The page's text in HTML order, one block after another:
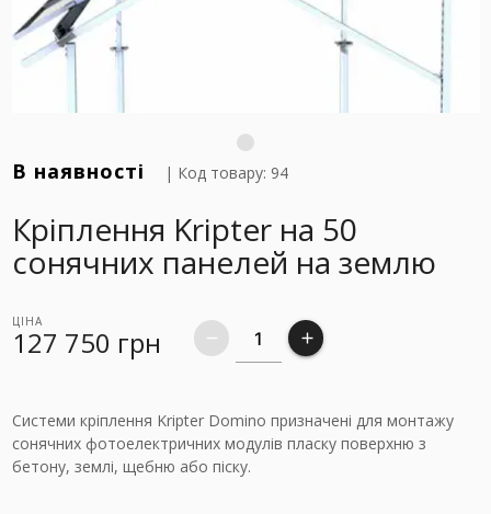
В наявності | Код товару: 94
Кріплення Kripter на 50
сонячних панелей на землю
ЦІНА
127 750 грн remove add
Системи кріплення Kripter Domino призначені для монтажу
сонячних фотоелектричних модулів пласку поверхню з
бетону, землі, щебню або піску.